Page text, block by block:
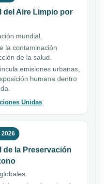
del Aire Limpio por
mundial.
la contaminación
de la salud.
emisiones urbanas,
humana dentro
Unidas
2026
de la Preservación